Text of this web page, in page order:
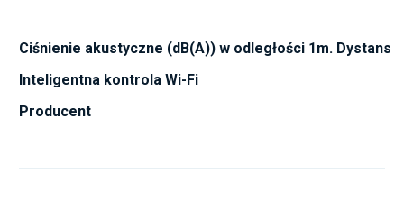
Ciśnienie akustyczne (dB(A)) w odległości 1m. Dystans
Inteligentna kontrola Wi-Fi
Producent